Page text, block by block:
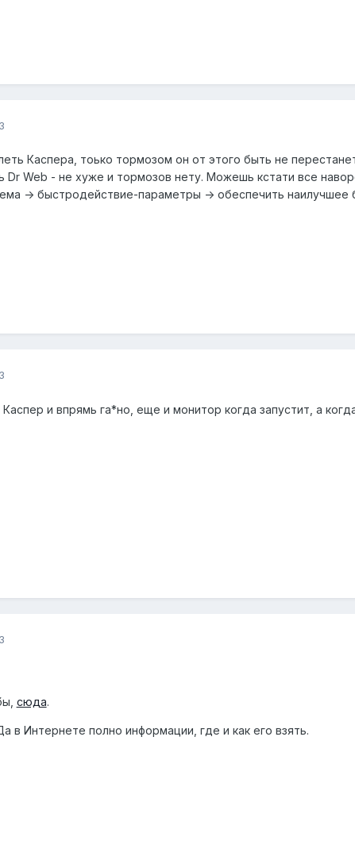
Каспера, тоько тормозом он от этого быть не
Dr Web - не хуже и тормозов нету. Можешь кстати все
-> быстродействие-параметры -> обеспечить наилучшее
и впрямь га*но, еще и монитор когда запустит, а
сюда.
в Интернете полно информации, где и как его взять.